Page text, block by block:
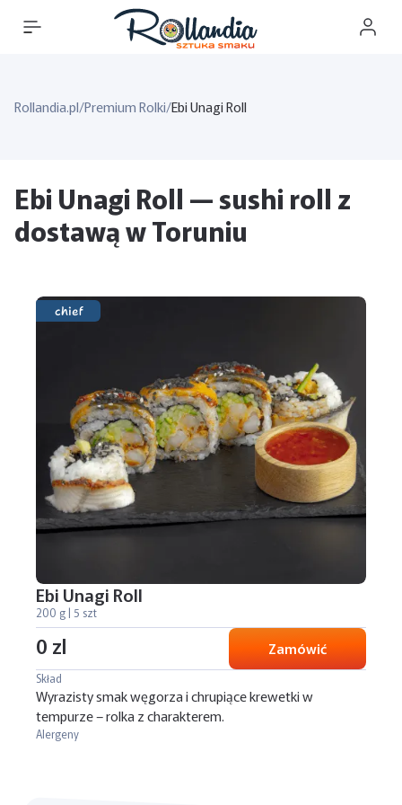
Rollandia.pl/Premium Rolki/Ebi Unagi Roll
Ebi Unagi Roll — sushi roll z
dostawą w Toruniu
chief
Ebi Unagi Roll
200 g | 5 szt
0 zl Zamówić
Skład
Wyrazisty smak węgorza i chrupiące krewetki w
tempurze – rolka z charakterem.
Alergeny